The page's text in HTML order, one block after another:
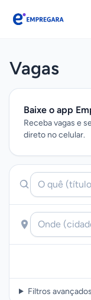
Empregara
Vagas
Baixe o app
Receba vagas e
direto no celular.
Filtros avançados